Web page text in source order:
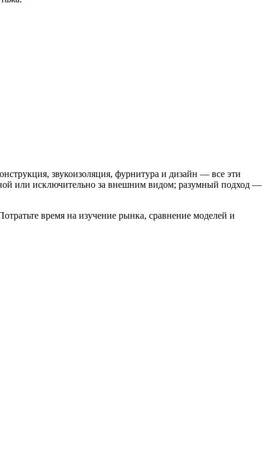
звукоизоляция, фурнитура и дизайн — все эти
или исключительно за внешним видом; разумный подход —
время на изучение рынка, сравнение моделей и